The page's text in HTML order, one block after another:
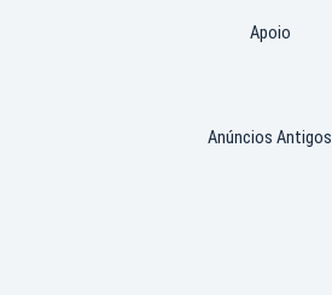
Apoio
Anúncios Antigos